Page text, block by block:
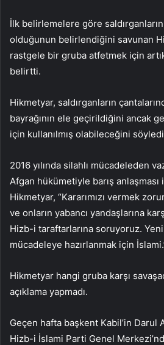
İlk belirlemelere göre
olduğunun belirlendiğini savunan
rastgele bir gruba atfetmek için
belirtti.
Hikmetyar, saldırganların
bayrağının ele geçirildiğini ancak
için kullanılmış olabileceğini
2016 yılında silahlı mücadeleden
Afgan hükümetiyle barış anlaşması
Hikmetyar, “Kararımızı vermek
ve onların yabancı yandaşlarına
Hizb-i taraftarlarına soruyoruz.
mücadeleye hazırlanmak için
Hikmetyar hangi gruba karşı
açıklama yapmadı.
Geçen hafta başkent Kabil’in Darul
Hizb-i İslami Parti Genel